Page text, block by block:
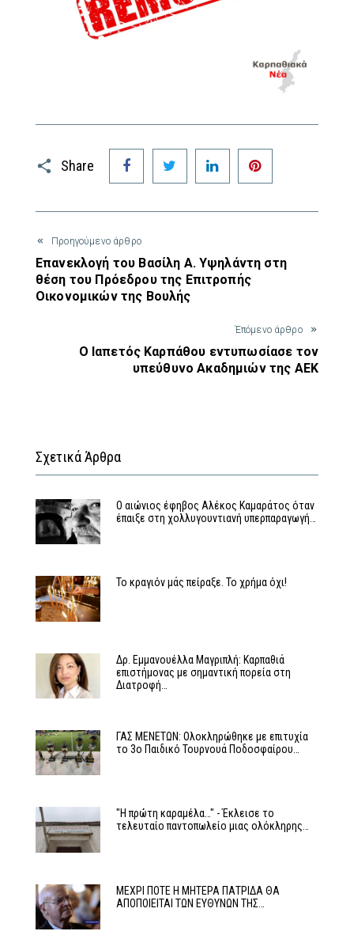
Share
Facebook Twitter LinkedIn
Προηγούμενο άρθρο
Επανεκλογή του Βασίλη Α. Υψηλάντη στη
θέση του Πρόεδρου της Επιτροπής
Οικονομικών της Βουλής
Έπόμενο άρθρο
Ο Ιαπετός Καρπάθου εντυπωσίασε τον
υπεύθυνο Ακαδημιών της ΑΕΚ
Σχετικά Άρθρα
Ο αιώνιος έφηβος Αλέκος Καμαράτος όταν
έπαιξε στη χολλυγουντιανή υπερπαραγωγή…
Το κραγιόν μάς πείραξε. Το χρήμα όχι!
Δρ. Εμμανουέλλα Μαγριπλή: Καρπαθιά
επιστήμονας με σημαντική πορεία στη
Διατροφή…
ΓΑΣ ΜΕΝΕΤΩΝ: Ολοκληρώθηκε με επιτυχία
το 3ο Παιδικό Τουρνουά Ποδοσφαίρου…
"Η πρώτη καραμέλα…" - Έκλεισε το
τελευταίο παντοπωλείο μιας ολόκληρης…
ΜΕΧΡΙ ΠΟΤΕ Η ΜΗΤΕΡΑ ΠΑΤΡΙΔΑ ΘΑ
ΑΠΟΠΟΙΕΙΤΑΙ ΤΩΝ ΕΥΘΥΝΩΝ ΤΗΣ…